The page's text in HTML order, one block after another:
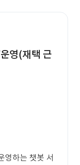
영(재택 근
영하는 챗봇 서